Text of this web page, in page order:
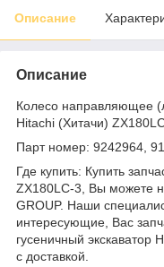
Описание
Описание
Колесо направляющее
Hitachi (Хитачи)
Парт номер: 9242964,
Где купить: Купить
ZX180LC-3, Вы можете
GROUP. Наши
интересующие, Вас
гусеничный экскаватор
с доставкой.